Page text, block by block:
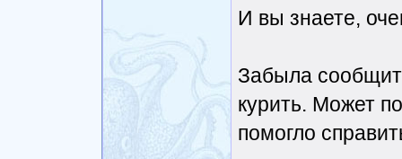
И вы знаете,
Забыла
курить. Может
помогло